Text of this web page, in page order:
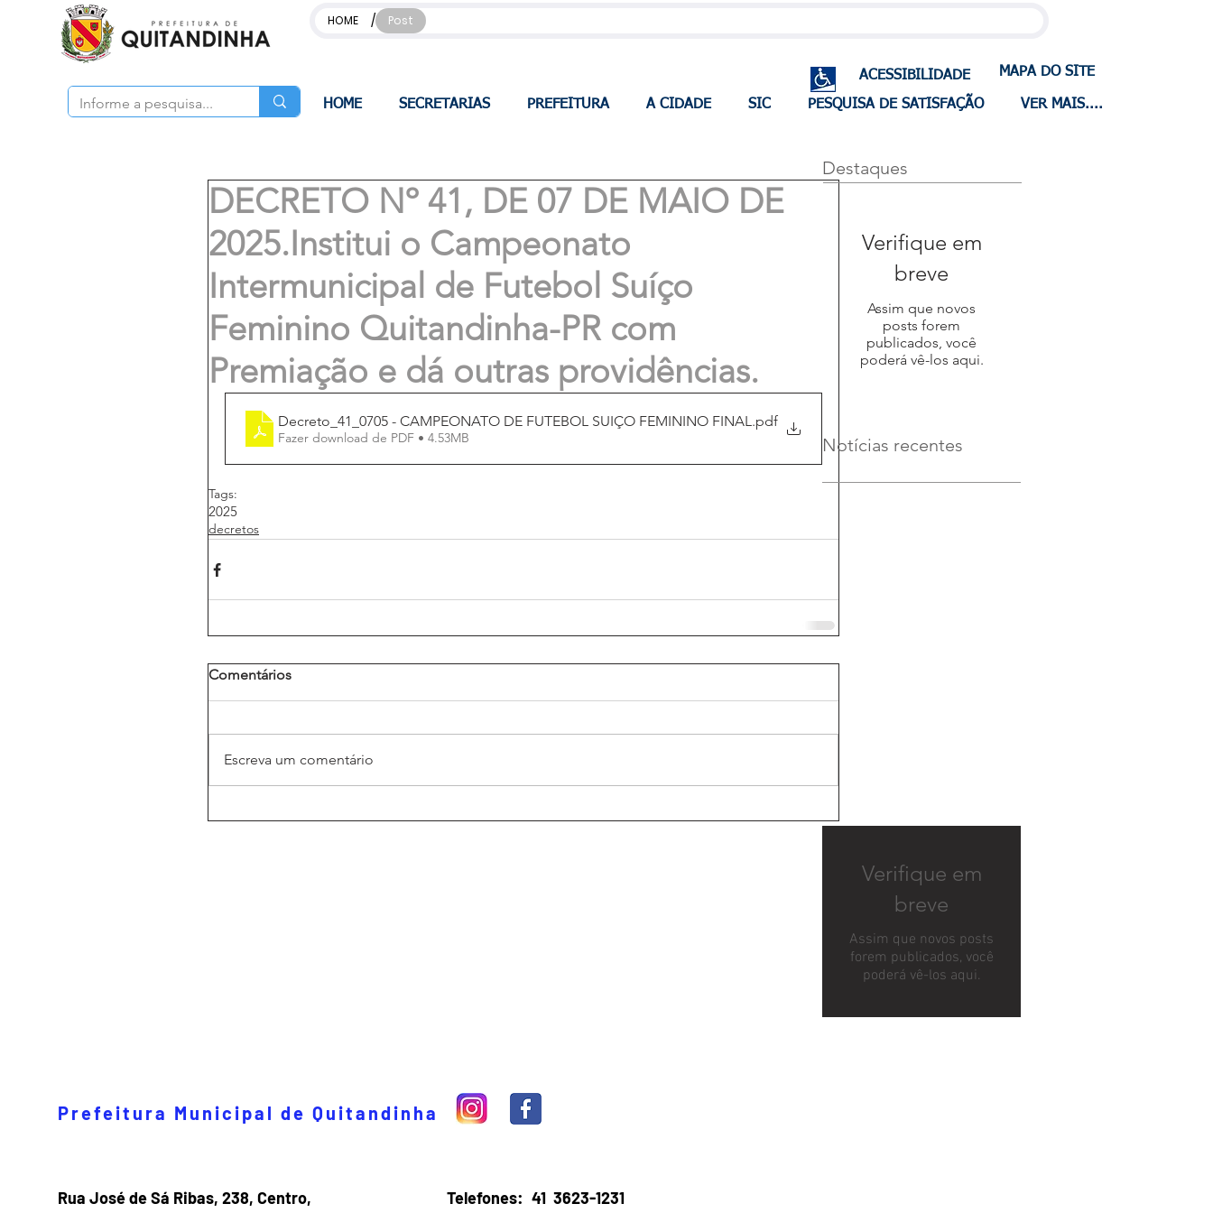
HOME / Post
ACESSIBILIDADE MAPA DO SITE
HOME SECRETARIAS PREFEITURA A CIDADE SIC PESQUISA DE SATISFAÇÃO VER MAIS....
DECRETO Nº 41, DE 07 DE MAIO DE
2025.Institui o Campeonato
Intermunicipal de Futebol Suíço
Feminino Quitandinha-PR com
Premiação e dá outras providências.
Decreto_41_0705 - CAMPEONATO DE FUTEBOL SUIÇO FEMININO FINAL .pdf
Fazer download de PDF • 4.53MB
Tags:
2025
decretos
Comentários
Escreva um comentário
Destaques
Verifique em
breve
Assim que novos
posts forem
publicados, você
poderá vê-los aqui.
Notícias recentes
Verifique em
breve
Assim que novos posts
forem publicados, você
poderá vê-los aqui.
Prefeitura Municipal de Quitandinha
Rua José de Sá Ribas, 238, Centro,
Telefones: 41 3623-1231